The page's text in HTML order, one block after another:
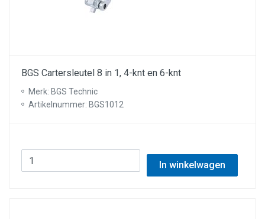
BGS Cartersleutel 8 in 1, 4-knt en 6-knt
Merk: BGS Technic
Artikelnummer: BGS1012
In winkelwagen